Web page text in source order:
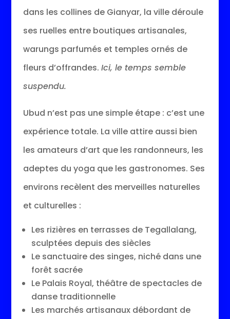
dans les collines de Gianyar, la ville déroule
ses ruelles entre boutiques artisanales,
warungs parfumés et temples ornés de
fleurs d’offrandes. Ici, le temps semble
suspendu.
Ubud n’est pas une simple étape : c’est une
expérience totale. La ville attire aussi bien
les amateurs d’art que les randonneurs, les
adeptes du yoga que les gastronomes. Ses
environs recèlent des merveilles naturelles
et culturelles :
Les rizières en terrasses de Tegallalang,
sculptées depuis des siècles
Le sanctuaire des singes, niché dans une
forêt sacrée
Le Palais Royal, théâtre de spectacles de
danse traditionnelle
Les marchés artisanaux débordant de